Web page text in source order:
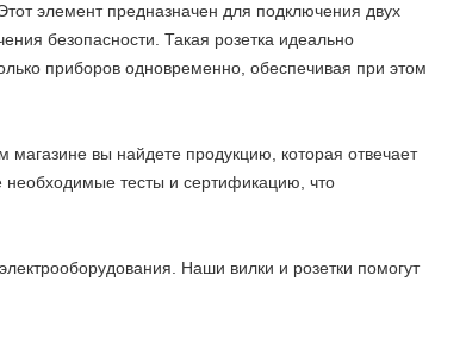
элемент предназначен для подключения двух
безопасности. Такая розетка идеально
приборов одновременно, обеспечивая при этом
вы найдете продукцию, которая отвечает
необходимые тесты и сертификацию, что
Наши вилки и розетки помогут